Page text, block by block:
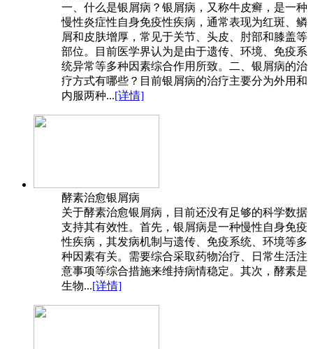
一、什么是银屑病？银屑病，又称牛皮癣，是一种
慢性炎症性自身免疫性疾病，通常表现为红斑、鳞
屑和皮肤增厚，常见于关节、头皮、肘部和膝盖等
部位。目前医学界认为是由于遗传、环境、免疫系
统异常等多种因素综合作用所致。二、银屑病的治
疗方式有哪些？目前银屑病的治疗主要分为外用和
内服两种...[详情]
酵素治愈银屑病
关于酵素治愈银屑病，目前还没有足够的科学数据
支持其有效性。首先，银屑病是一种慢性自身免疫
性疾病，其发病机制与遗传、免疫系统、环境等多
种因素有关。需要综合采取药物治疗、日常生活注
意事项等综合措施来维持病情稳定。其次，酵素是
生物...[详情]